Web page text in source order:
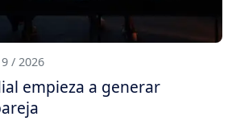
/ 2026
empieza a generar